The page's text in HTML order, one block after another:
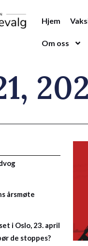
Hjem
Om oss
årsmøte
i Oslo, 23. april
de stoppes?